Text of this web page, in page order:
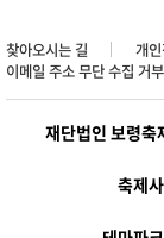
찾아오시는 길 개
이메일 주소 무단 수집 거부
재단법인 보령축
축제